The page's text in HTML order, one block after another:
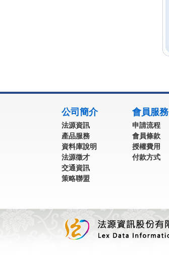
公司簡介
法源資訊
產品服務
資料庫說明
法源徵才
交通資訊
策略聯盟
會員服務
申請流程
會員條款
授權費用
付款方式